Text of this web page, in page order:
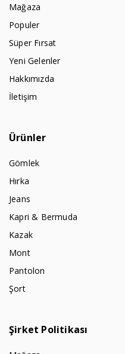
Mağaza
Populer
Süper Fırsat
Yeni Gelenler
Hakkımızda
İletişim
Ürünler
Gömlek
Hırka
Jeans
Kapri & Bermuda
Kazak
Mont
Pantolon
Şort
Şirket Politikası